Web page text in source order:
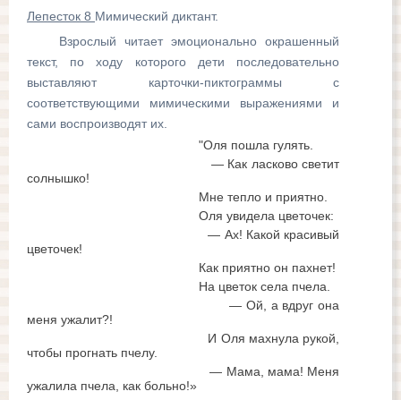
Лепесток 8 Мимический диктант.
Взрослый читает эмоционально окрашенный
текст, по ходу которого дети последовательно
выставляют карточки-пиктограммы с
соответствующими мимическими выражениями и
сами воспроизводят их.
"Оля пошла гулять.
— Как ласково светит
солнышко!
Мне тепло и приятно.
Оля увидела цветочек:
— Ах! Какой красивый
цветочек!
Как приятно он пахнет!
На цветок села пчела.
— Ой, а вдруг она
меня ужалит?!
И Оля махнула рукой,
чтобы прогнать пчелу.
— Мама, мама! Меня
ужалила пчела, как больно!»